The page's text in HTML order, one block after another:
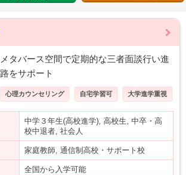
メタバース空間で定期的な三者面談行い進
路をサポート
心理カウンセリング 自宅学習可 大学進学重視
中学３年生(高校進学), 高校生, 中卒・高
校中退者, 社会人
家庭教師, 通信制高校・サポート校
全国から入学可能